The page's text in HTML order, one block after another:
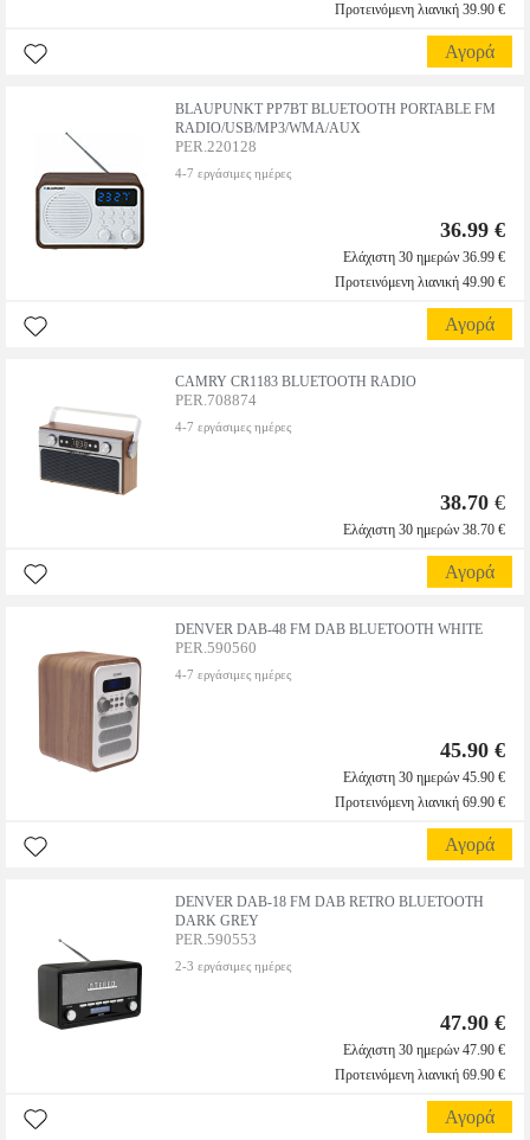
Προτεινόμενη λιανική 39.90 €
Αγορά
BLAUPUNKT PP7BT BLUETOOTH PORTABLE FM
RADIO/USB/MP3/WMA/AUX
PER.220128
4-7 εργάσιμες ημέρες
36.99 €
Ελάχιστη 30 ημερών 36.99 €
Προτεινόμενη λιανική 49.90 €
Αγορά
CAMRY CR1183 BLUETOOTH RADIO
PER.708874
4-7 εργάσιμες ημέρες
38.70 €
Ελάχιστη 30 ημερών 38.70 €
Αγορά
DENVER DAB-48 FM DAB BLUETOOTH WHITE
PER.590560
4-7 εργάσιμες ημέρες
45.90 €
Ελάχιστη 30 ημερών 45.90 €
Προτεινόμενη λιανική 69.90 €
Αγορά
DENVER DAB-18 FM DAB RETRO BLUETOOTH
DARK GREY
PER.590553
2-3 εργάσιμες ημέρες
47.90 €
Ελάχιστη 30 ημερών 47.90 €
Προτεινόμενη λιανική 69.90 €
Αγορά